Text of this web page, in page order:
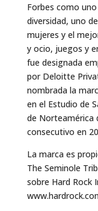
Forbes como
diversidad, uno
mujeres y el
y ocio, juegos y
fue designada
por Deloitte
nombrada la
en el Estudio de
de Norteamérica
consecutivo en
La marca es
The Seminole
sobre Hard Rock